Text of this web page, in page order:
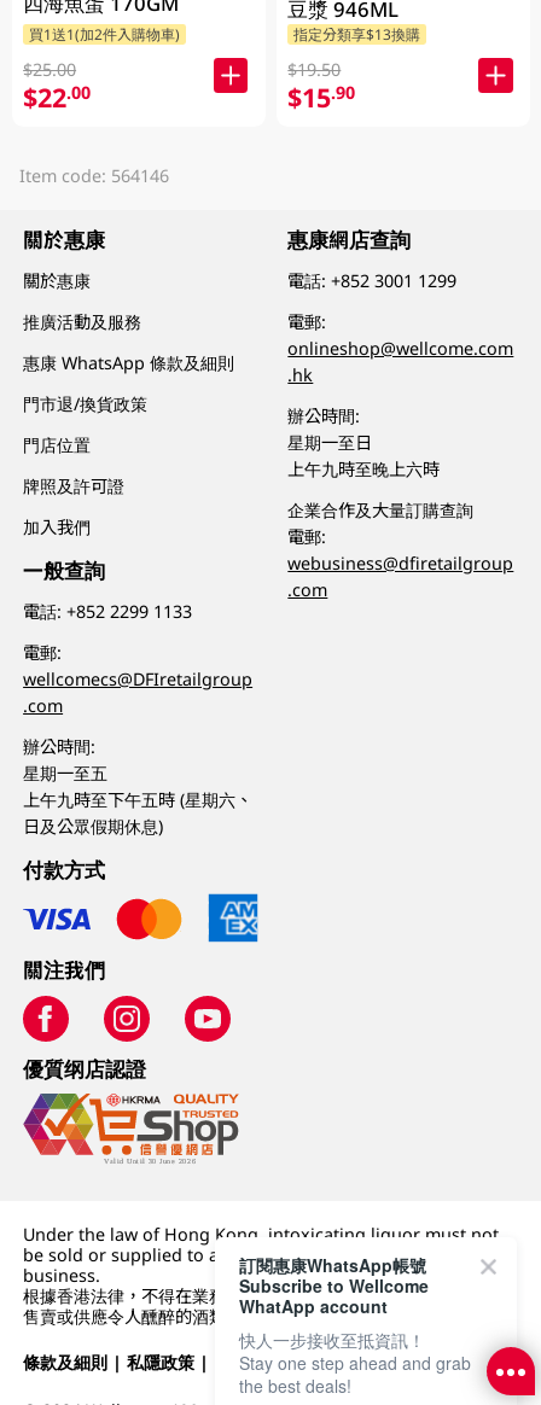
買1送1(加2件入購物車)
$25.00
$22.00
豆漿 946ML
指定分類享$13換購
$19.50
$15.90
Item code: 564146
關於惠康
關於惠康
推廣活動及服務
惠康 WhatsApp 條款及細則
門市退/換貨政策
門店位置
牌照及許可證
加入我們
一般查詢
電話:+852 2299 1133
電郵:
wellcomecs@DFIretailgroup
.com
辦公時間:
星期一至五
上午九時至下午五時 (星期六、
日及公眾假期休息)
惠康網店查詢
電話:+852 3001 1299
電郵:
onlineshop@wellcome.com
.hk
辦公時間:
星期一至日
上午九時至晚上六時
企業合作及大量訂購查詢
電郵:
webusiness@dfiretailgroup
.com
付款方式
關注我們
優質纲店認證
Under the law of Hong Kong, intoxicating liquor must not
be sold or supplied to a minor (under 18) in the course of
business.
根據香港法律，不得在業務過程中，向未成年人 (18 歲以下人士)
售賣或供應令人醺醉的酒類。
條款及細則 |私隱政策 | DFI零售集團
訂閱惠康WhatsApp帳號
Subscribe to Wellcome
WhatApp account
快人一步接收至抵資訊！
Stay one step ahead and grab
the best deals!